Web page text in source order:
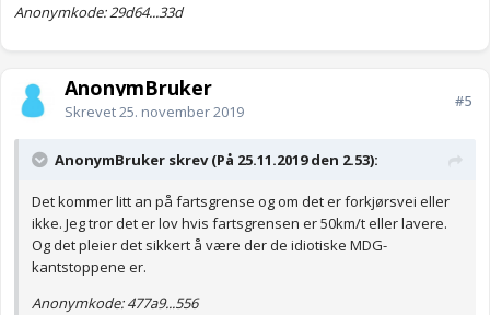
Anonymkode: 29d64...33d
AnonymBruker
Skrevet25. november 2019
#5
AnonymBruker skrev (På 25.11.2019 den 2.53):
Det kommer litt an på fartsgrense og om det er forkjørsvei eller
ikke. Jeg tror det er lov hvis fartsgrensen er 50km/t eller lavere.
Og det pleier det sikkert å være der de idiotiske MDG-
kantstoppene er.
Anonymkode: 477a9...556